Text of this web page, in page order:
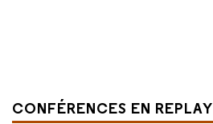
CONFÉRENCES EN REPLAY